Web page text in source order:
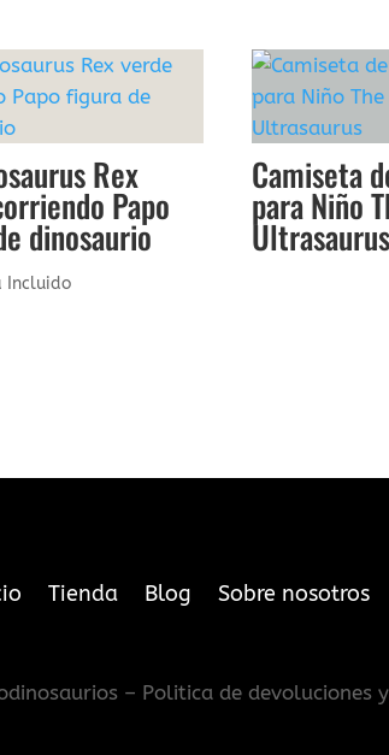
Rex
Papo
dinosaurio
Incluido
Camiseta
para Niño
Ultrasaurus
Tienda Blog Sobre nosotros
– Politica de devoluciones